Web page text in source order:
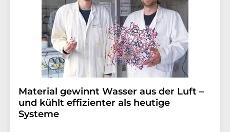
Material gewinnt Wasser aus der Luft –
und kühlt effizienter als heutige
Systeme